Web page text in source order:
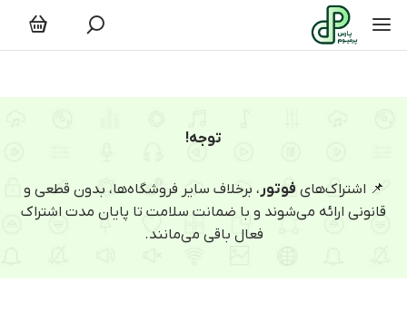
توجه!
📌 اشتراک‌های فوتور، برخلاف سایر فروشگاه‌ها، بدون قطعی و
قانونی ارائه می‌شوند و با ضمانت سلامت تا پایان مدت اشتراک
فعال باقی می‌مانند.